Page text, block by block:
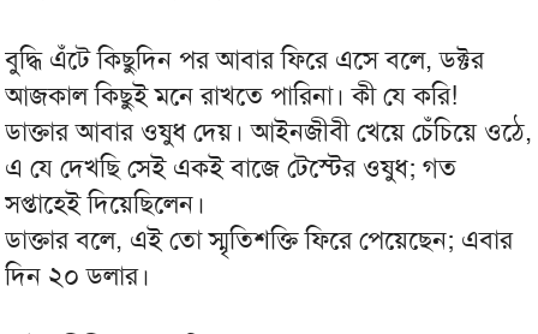
বুদ্ধি এঁটে কিছুদিন পর আবার ফিরে এসে বলে, ডক্টর
আজকাল কিছুই মনে রাখতে পারিনা। কী যে করি!
ডাক্তার আবার ওষুধ দেয়। আইনজীবী খেয়ে চেঁচিয়ে ওঠে,
এ যে দেখছি সেই একই বাজে টেস্টের ওষুধ; গত
সপ্তাহেই দিয়েছিলেন।
ডাক্তার বলে, এই তো স্মৃতিশক্তি ফিরে পেয়েছেন; এবার
দিন ২০ ডলার।